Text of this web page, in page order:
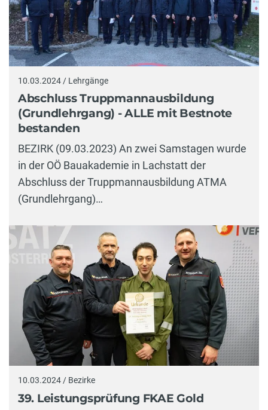
10.03.2024 / Lehrgänge
Abschluss Truppmannausbildung
(Grundlehrgang) - ALLE mit Bestnote
bestanden
BEZIRK (09.03.2023) An zwei Samstagen wurde
in der OÖ Bauakademie in Lachstatt der
Abschluss der Truppmannausbildung ATMA
(Grundlehrgang)…
10.03.2024 / Bezirke
39. Leistungsprüfung FKAE Gold